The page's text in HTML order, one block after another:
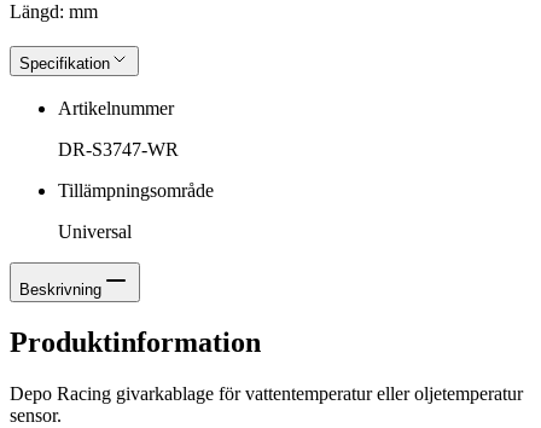
Längd: mm
Specifikation
Artikelnummer
DR-S3747-WR
Tillämpningsområde
Universal
Beskrivning
Produktinformation
Depo Racing givarkablage för vattentemperatur eller oljetemperatur
sensor.